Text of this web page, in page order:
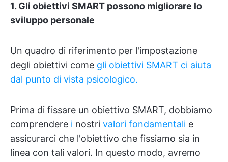
1. Gli obiettivi SMART possono migliorare lo
sviluppo personale
Un quadro di riferimento per l'impostazione
degli obiettivi come gli obiettivi SMART ci aiuta
dal punto di vista psicologico.
Prima di fissare un obiettivo SMART, dobbiamo
comprendere i nostri valori fondamentali e
assicurarci che l'obiettivo che fissiamo sia in
linea con tali valori. In questo modo, avremo